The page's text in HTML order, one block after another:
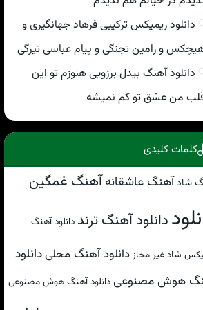
دانلود ریمیکس ترکیبی فرهاد جهانگیری و
و رامین تجنگی و پیام عباسی تیرگی
دانلود آهنگ بیدل برزویی هنوزم تو این
من عشق تو کم نمیشه
کلمات کلیدی
شادآهنگ عاشقانهآهنگ غمگین
دانلود آهنگ ترند دانلود آهنگ
شاد غیر مجاز دانلود آهنگ محلیدانلود
هوش مصنوعی دانلود آهنگ هوش مصنوعی